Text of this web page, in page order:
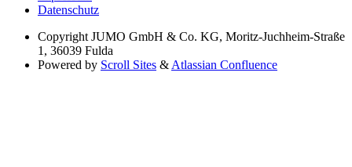
Datenschutz
Copyright JUMO GmbH & Co. KG, Moritz-Juchheim-Straße
1, 36039 Fulda
Powered by Scroll Sites & Atlassian Confluence